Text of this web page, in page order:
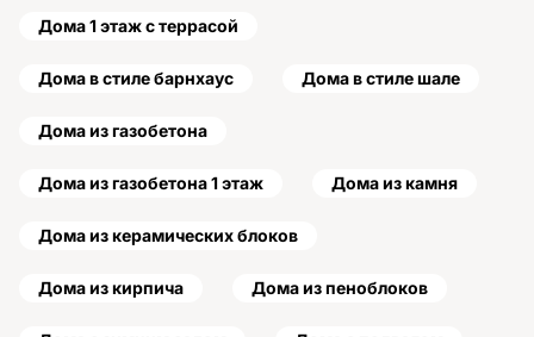
Дома 1 этаж с террасой
Дома в стиле барнхаус Дома в стиле шале
Дома из газобетона
Дома из газобетона 1 этаж Дома из камня
Дома из керамических блоков
Дома из кирпича Дома из пеноблоков